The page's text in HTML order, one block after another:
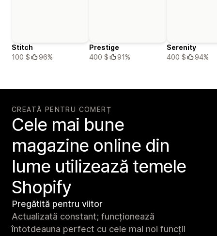
Stitch
100 $
96%
Prestige
400 $
91%
Serenity
400 $
94%
CREATĂ PENTRU COMERȚ
Cele mai bune
magazine online din
lume utilizează temele
Shopify
Pregătită pentru viitor
Actualizată constant; funcționează
întotdeauna perfect cu cele mai noi funcții